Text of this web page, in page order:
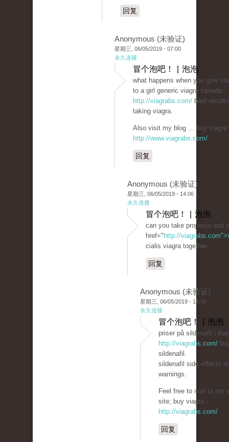
回复
Anonymous (未验证)
星期三, 06/05/2019 - 07:00
永久连接
冒个泡吧！ | 泡泡
what happens when you give
to a girl generic viagra canada -
http://viagrabs.com/ best
taking viagra.
Also visit my blog ... buy viagra
http://www.viagrabs.com/
回复
Anonymous (未验证)
星期三, 06/05/2019 - 14:06
永久连接
冒个泡吧！ | 泡泡
can you take propecia and
href=" http://
cialis viagra together.
回复
Anonymous (未验证)
星期三, 06/05/2019 - 14:09
永久连接
冒个泡吧！ | 泡泡
priser på sildenafil i
http://viagrabs.com/
sildenafil.
sildenafil side effects
warnings.
Feel free to surf to my
site; buy viagra -
http://viagrabs.com/
回复